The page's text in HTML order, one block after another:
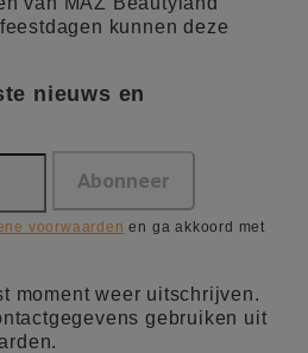
kunnen deze
nieuws en
voorwaarden en ga akkoord met
moment weer uitschrijven.
gebruiken uit